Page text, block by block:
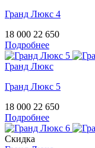
Гранд Люкс 4
18 000 22 650
Подробнее
Гранд Люкс
Гранд Люкс 5
18 000 22 650
Подробнее
Скидка